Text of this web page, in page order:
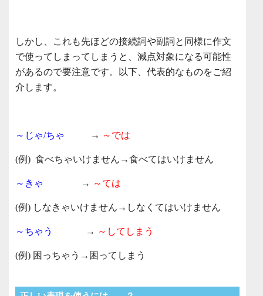
しかし、これも先ほどの接続詞や副詞と同様に作文
で使ってしまってしまうと、減点対象になる可能性
があるので要注意です。以下、代表的なものをご紹
介します。
～じゃ/ちゃ → ～では
(例) 食べちゃいけません→食べてはいけません
～きゃ → ～ては
(例) しなきゃいけません→しなくてはいけません
～ちゃう → ～してしまう
(例) 困っちゃう→困ってしまう